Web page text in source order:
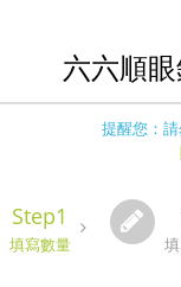
六六順
提醒您：
Step1
填寫數量